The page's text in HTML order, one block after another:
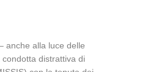
anche alla luce delle
distrattiva di